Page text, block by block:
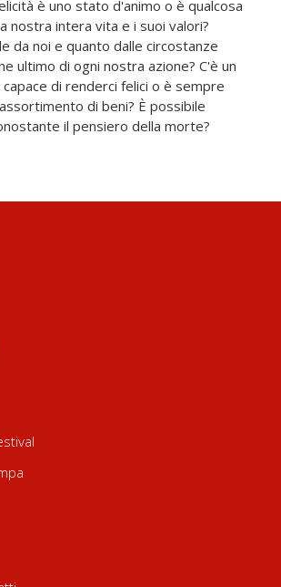
è uno stato d'animo o è qualcosa
nostra intera vita e i suoi valori?
da noi e quanto dalle circostanze
ultimo di ogni nostra azione? C'è un
di renderci felici o è sempre
di beni? È possibile
il pensiero della morte?